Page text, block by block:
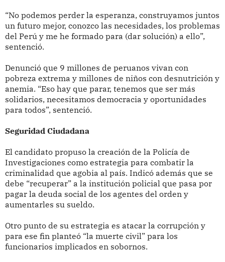
“No podemos perder la esperanza, construyamos juntos
un futuro mejor, conozco las necesidades, los problemas
del Perú y me he formado para (dar solución) a ello”,
sentenció.
Denunció que 9 millones de peruanos vivan con
pobreza extrema y millones de niños con desnutrición y
anemia. “Eso hay que parar, tenemos que ser más
solidarios, necesitamos democracia y oportunidades
para todos”, sentenció.
Seguridad Ciudadana
El candidato propuso la creación de la Policía de
Investigaciones como estrategia para combatir la
criminalidad que agobia al país. Indicó además que se
debe “recuperar” a la institución policial que pasa por
pagar la deuda social de los agentes del orden y
aumentarles su sueldo.
Otro punto de su estrategia es atacar la corrupción y
para ese fin planteó “la muerte civil” para los
funcionarios implicados en sobornos.